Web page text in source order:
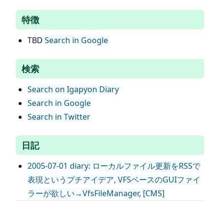
特徴
TBD Search in Google
検索
Search on Igapyon Diary
Search in Google
Search in Twitter
日記
2005-07-01 diary: ローカルファイル更新をRSSで
表現というプチアイデア, VFSベースのGUIファイ
ラーが欲しい→VfsFileManager, [CMS]